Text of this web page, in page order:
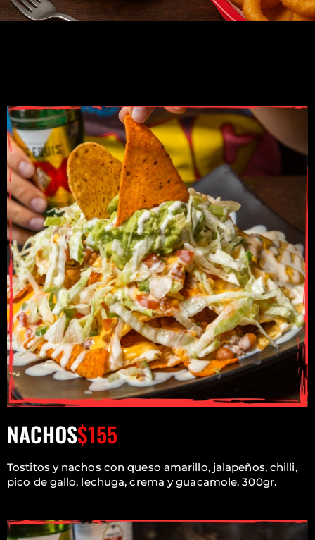
NACHOS$155
Tostitos y nachos con queso amarillo, jalapeños, chilli,
pico de gallo, lechuga, crema y guacamole. 300gr.